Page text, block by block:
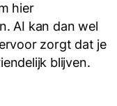
hier
AI kan dan wel
zorgt dat je
blijven.